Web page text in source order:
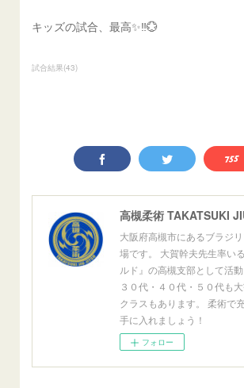
キッズの試合、最高✨‼️💮
試合結果(43)
高槻柔術 TAKATSUKI
大阪府高槻市にあるブラジ
場です。 大賀幹夫先生率い
ルド』の高槻支部として活動
３０代・４０代・５０代も
クラスもあります。 柔術で
手に入れましょう！
フォロー